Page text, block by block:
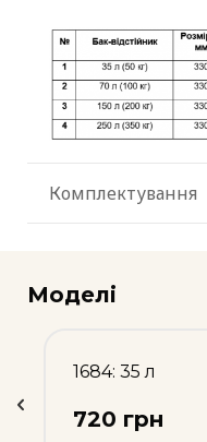
Комплектування
Моделі
1684: 35 л
720 грн